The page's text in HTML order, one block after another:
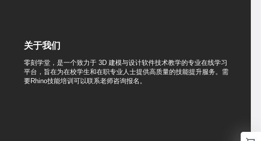
关于我们
零刻学堂，是一个致力于 3D 建模与设计软件技术教学的专业在线学习
平台，旨在为在校学生和在职专业人士提供高质量的技能提升服务。需
要Rhino技能培训可以联系老师咨询报名。